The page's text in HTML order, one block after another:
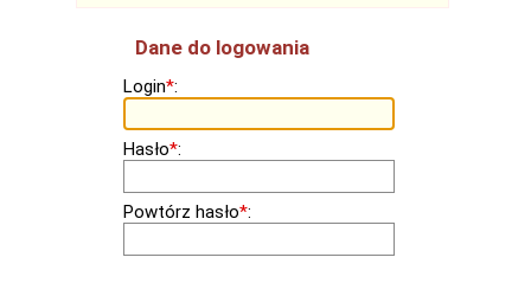
Dane do logowania
Login*:
Hasło*:
Powtórz hasło*: